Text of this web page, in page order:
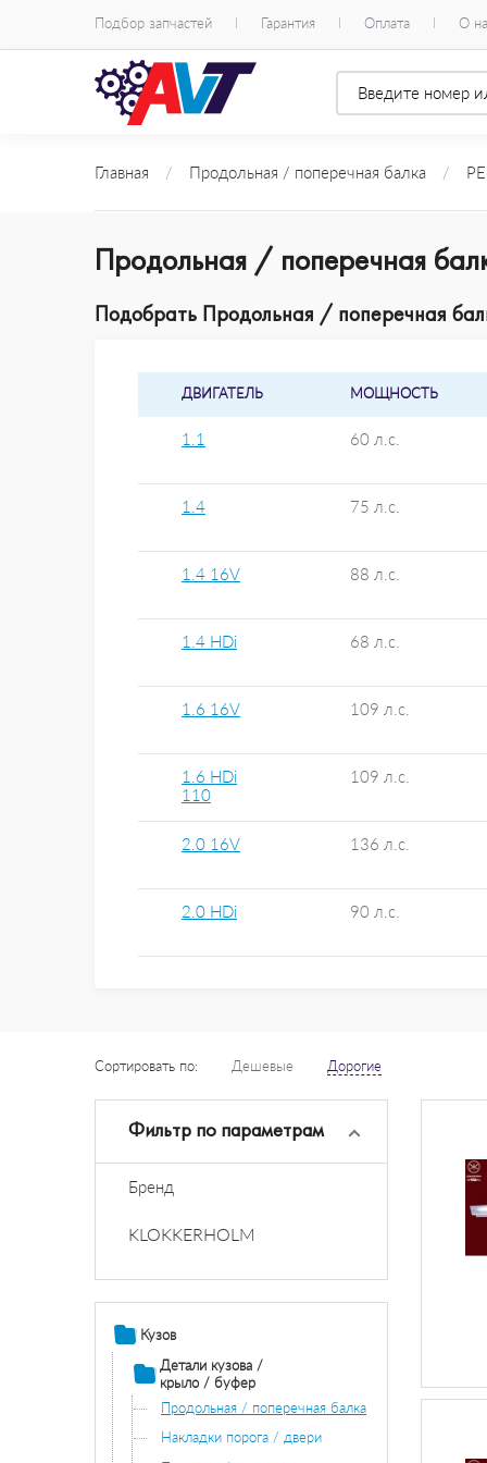
Подбор запчастей Гарантия Оплата О
Главная / Продольная / поперечная балка /
Продольная / поперечная
Подобрать Продольная / поперечная
ДВИГАТЕЛЬ МОЩНОСТЬ
1.1 60 л.с.
1.4 75 л.с.
1.4 16V 88 л.с.
1.4 HDi 68 л.с.
1.6 16V 109 л.с.
1.6 HDi
110
109 л.с.
2.0 16V 136 л.с.
2.0 HDi 90 л.с.
Сортировать по: Дешевые Дорогие
Фильтр по параметрам
Бренд
KLOKKERHOLM
Кузов
Детали кузова /
крыло / буфер
Продольная / поперечная балка
Накладки порога / двери